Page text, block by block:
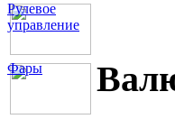
Рулевое
управление
Фары